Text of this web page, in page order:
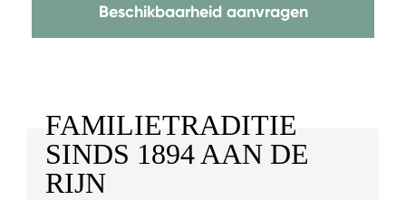
Beschikbaarheid aanvragen
FAMILIETRADITIE
SINDS 1894 AAN DE
RIJN